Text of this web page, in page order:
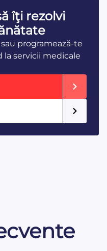
îţi rezolvi
sau programează-te
la servicii medicale